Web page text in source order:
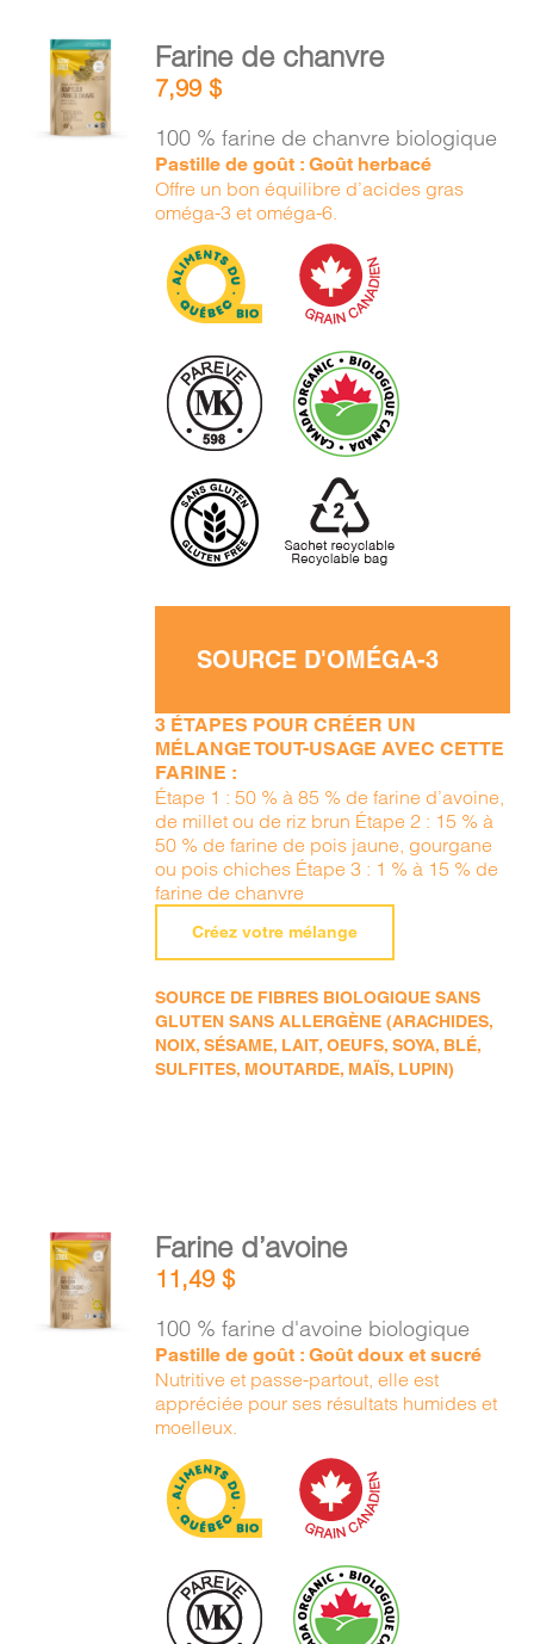
AJOUTER
AU
PANIER
/
Farine de chanvre
7,99$
100 % farine de chanvre biologique
Pastille de goût : Goût herbacé
Offre un bon équilibre d’acides gras
oméga-3 et oméga-6.
SOURCE D'OMÉGA-3
3 ÉTAPES POUR CRÉER UN
MÉLANGE TOUT-USAGE AVEC CETTE
FARINE :
Étape 1 : 50 % à 85 % de farine d’avoine,
de millet ou de riz brun Étape 2 : 15 % à
50 % de farine de pois jaune, gourgane
ou pois chiches Étape 3 : 1 % à 15 % de
farine de chanvre
Créez votre mélange
SOURCE DE FIBRES BIOLOGIQUE SANS
GLUTEN SANS ALLERGÈNE (ARACHIDES,
NOIX, SÉSAME, LAIT, OEUFS, SOYA, BLÉ,
SULFITES, MOUTARDE, MAÏS, LUPIN)
AJOUTER
AU
PANIER
DÉTAILS
Farine d’avoine
11,49$
100 % farine d'avoine biologique
Pastille de goût : Goût doux et sucré
Nutritive et passe-partout, elle est
appréciée pour ses résultats humides et
moelleux.